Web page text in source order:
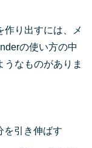
作り出すには、メ
の使い方の中
なものがありま
を引き伸ばす